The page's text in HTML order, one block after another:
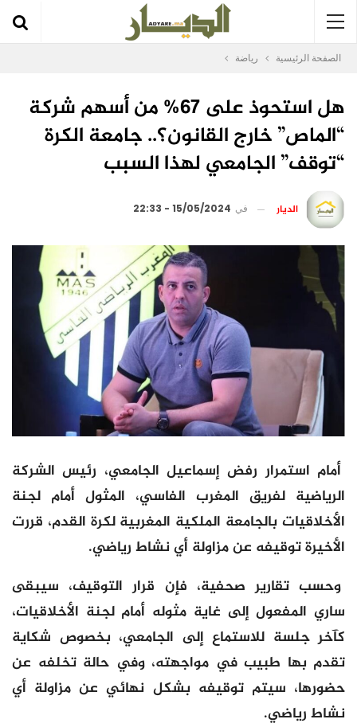
الصفحة الرئيسية رياضة
هل استحوذ على 67% من أسهم شركة
“الماص” خارج القانون؟.. جامعة الكرة
“توقف” الجامعي لهذا السبب
الديار في 15/05/2024 - 22:33
أمام استمرار رفض إسماعيل الجامعي، رئيس الشركة
الرياضية لفريق المغرب الفاسي، المثول أمام لجنة
الأخلاقيات بالجامعة الملكية المغربية لكرة القدم، قررت
الأخيرة توقيفه عن مزاولة أي نشاط رياضي.
وحسب تقارير صحفية، فإن قرار التوقيف، سيبقى
ساري المفعول إلى غاية مثوله أمام لجنة الأخلاقيات،
كآخر جلسة للاستماع إلى الجامعي، بخصوص شكاية
تقدم بها طبيب في مواجهته، وفي حالة تخلفه عن
حضورها، سيتم توقيفه بشكل نهائي عن مزاولة أي
نشاط رياضي.